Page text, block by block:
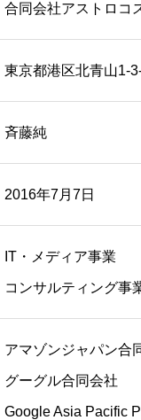
合同会社アストロコ
東京都港区北青山1-
斉藤純
2016年7月7日
IT・メディア事業
コンサルティング事
アマゾンジャパン合
グーグル合同会社
Google Asia Pacific